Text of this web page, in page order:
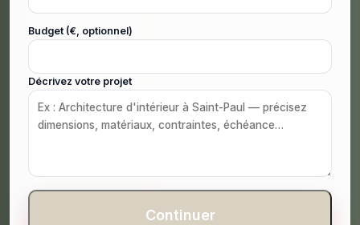
Budget (€, optionnel)
Décrivez votre projet
Continuer